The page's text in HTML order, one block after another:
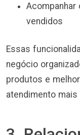
vendidos
Essas
negócio
produtos e
atendimento